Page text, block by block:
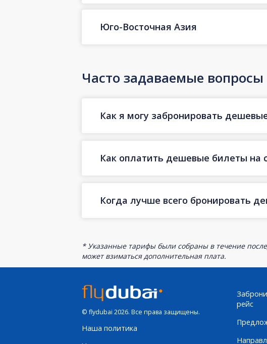
Юго-Восточная Азия
Часто задаваемые вопросы
Как я могу забронировать
Как оплатить дешевые билеты на
Когда лучше всего бронировать
* Указанные тарифы были собраны в течение
может взиматься дополнительная плата.
© flydubai 2026. Все права защищены.
Наша политика
рейс